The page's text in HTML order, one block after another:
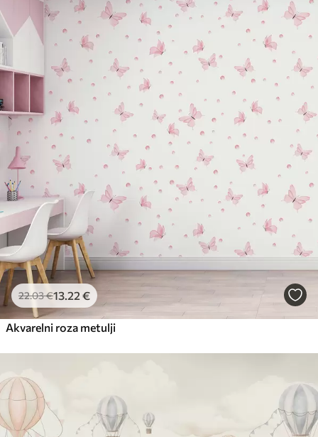
22.03€13 .22 €
Akvarelni roza metulji